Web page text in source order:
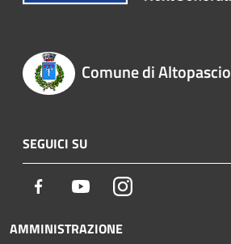
Comune di Altopascio
SEGUICI SU
Facebook YoutubeInstagram
AMMINISTRAZIONE